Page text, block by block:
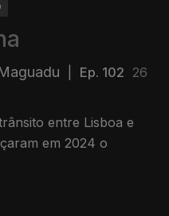
Ep. 102 26
em 2024 o